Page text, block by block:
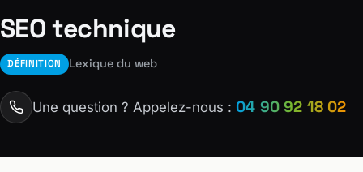
SEO technique
DÉFINITION Lexique du web
Une question ? Appelez-nous : 04 90 92 18 02